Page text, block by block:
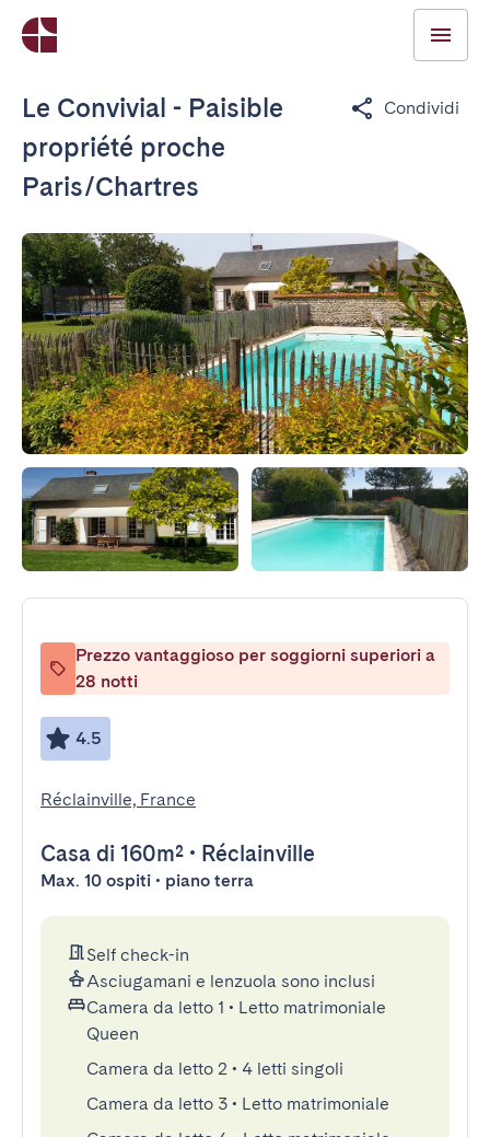
Le Convivial - Paisible
propriété proche
Paris/Chartres
Condividi
Prezzo vantaggioso per soggiorni superiori a
28 notti
4.5
Réclainville, France
Casa di 160m² • Réclainville
Max. 10 ospiti • piano terra
Self check-in
Asciugamani e lenzuola sono inclusi
Camera da letto 1 • Letto matrimoniale
Queen
Camera da letto 2 • 4 letti singoli
Camera da letto 3 • Letto matrimoniale